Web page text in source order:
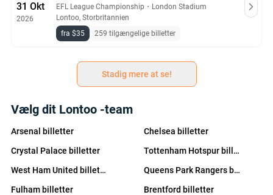
31 Okt
2026
EFL League Championship ・ London Stadium
Lontoo, Storbritannien
fra $35
259 tilgængelige billetter
Stadig mere at se!
Vælg dit Lontoo -team
Arsenal billetter
Chelsea billetter
Crystal Palace billetter
Tottenham Hotspur billetter
West Ham United billetter
Queens Park Rangers billetter
Fulham billetter
Brentford billetter